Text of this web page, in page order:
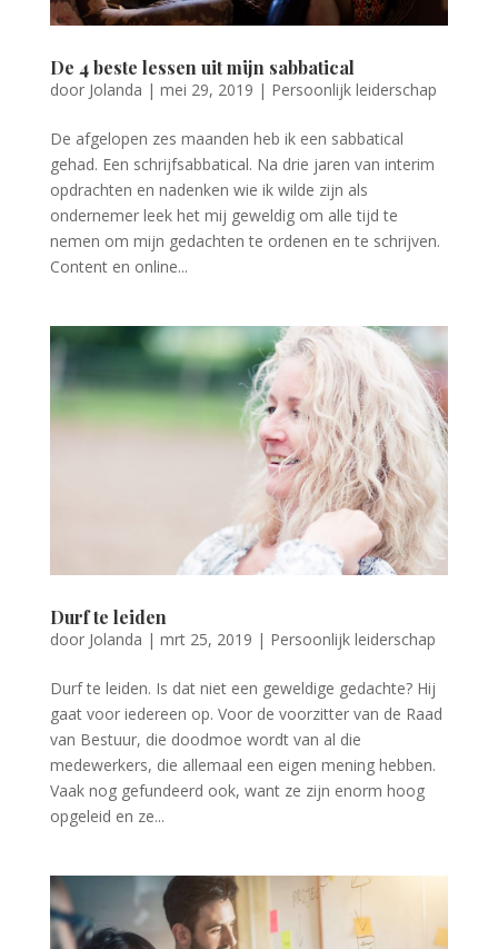
De 4 beste lessen uit mijn sabbatical
door Jolanda | mei 29, 2019 | Persoonlijk leiderschap
De afgelopen zes maanden heb ik een sabbatical
gehad. Een schrijfsabbatical. Na drie jaren van interim
opdrachten en nadenken wie ik wilde zijn als
ondernemer leek het mij geweldig om alle tijd te
nemen om mijn gedachten te ordenen en te schrijven.
Content en online...
Durf te leiden
door Jolanda | mrt 25, 2019 | Persoonlijk leiderschap
Durf te leiden. Is dat niet een geweldige gedachte? Hij
gaat voor iedereen op. Voor de voorzitter van de Raad
van Bestuur, die doodmoe wordt van al die
medewerkers, die allemaal een eigen mening hebben.
Vaak nog gefundeerd ook, want ze zijn enorm hoog
opgeleid en ze...